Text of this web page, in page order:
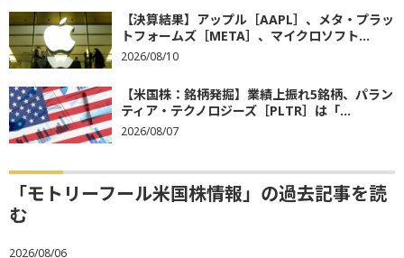
【決算結果】アップル［AAPL］、メタ・プラッ
トフォームズ［META］、マイクロソフト...
2026/08/10
【米国株：銘柄発掘】業績上振れ5銘柄、パラン
ティア・テクノロジーズ［PLTR］は「...
2026/08/07
「モトリーフール米国株情報」の過去記事を読
む
2026/08/06